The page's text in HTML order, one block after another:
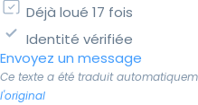
Déjà loué 17 fois
Identité vérifiée
Envoyez un message
Ce texte a été traduit
l'original